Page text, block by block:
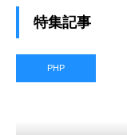
特集記事
PHP